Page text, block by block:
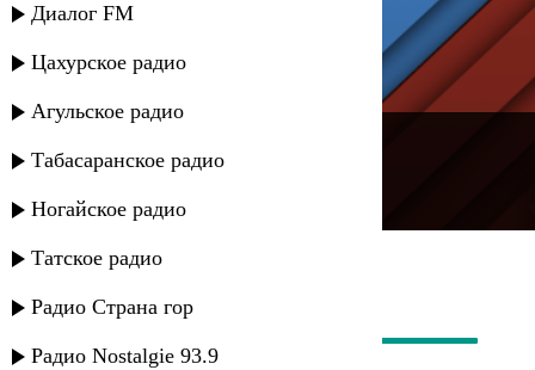
Диалог FM
Цахурское радио
Агульское радио
Табасаранское радио
Ногайское радио
Татское радио
Радио Страна гор
Радио Nostalgie 93.9
---
Русское радио